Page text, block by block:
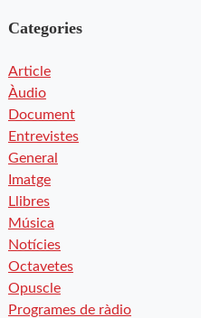
Categories
Article
Àudio
Document
Entrevistes
General
Imatge
Llibres
Música
Notícies
Octavetes
Opuscle
Programes de ràdio